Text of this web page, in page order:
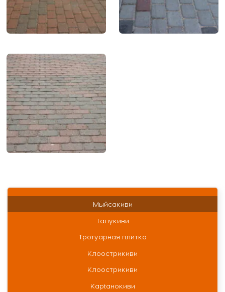
Мыйсакиви
Талукиви
Тротуарная плитка
Клоострикиви
Клоострикиви
Кaрtaнoкиви